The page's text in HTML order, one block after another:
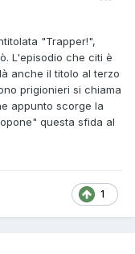
"Trapper!",
L'episodio che citi è
anche il titolo al terzo
prigionieri si chiama
appunto scorge la
questa sfida al
1